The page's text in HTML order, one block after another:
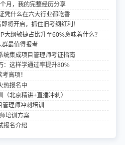
月，我的完整经历分享
凭什么在六大行业都吃香
将开启，抓住旧考纲红利！
大纲敏捷占比升至60%意味着什么？
群最值得报考
统集成项目管理师考证指南
：这样学通过率提升80%
高项！
热报名中
北京精讲+直播冲刺）
理师冲刺培训
培训方案
报名介绍